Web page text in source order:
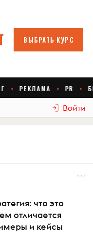
Войти
что это
отличается
и кейсы